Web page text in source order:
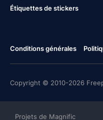
Étiquettes de stickers
Conditions générales
Copyright © 2010-2026
Projets de Magnific